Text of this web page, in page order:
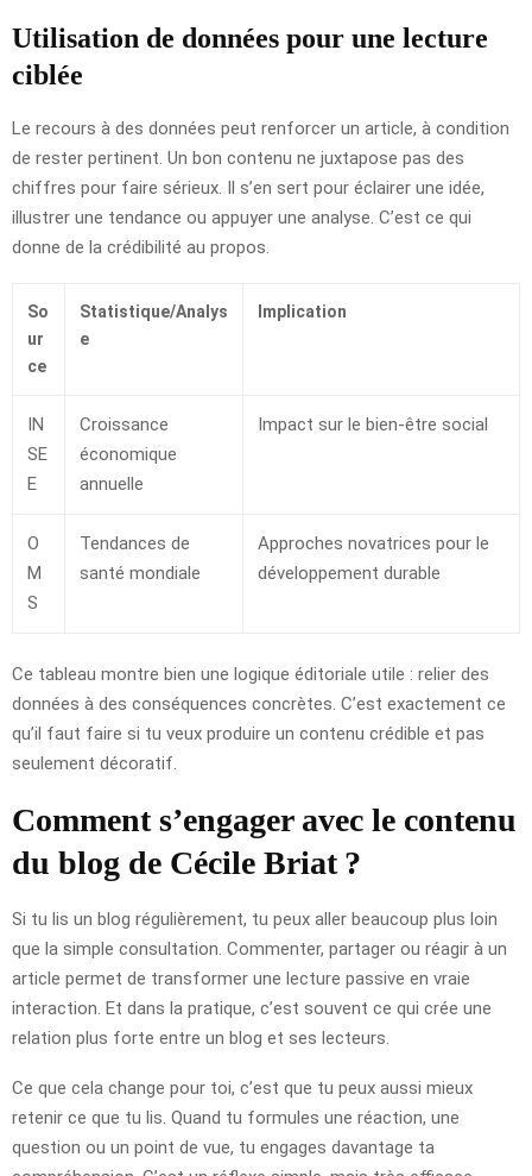
Utilisation de données pour une lecture
ciblée
Le recours à des données peut renforcer un article, à condition
de rester pertinent. Un bon contenu ne juxtapose pas des
chiffres pour faire sérieux. Il s’en sert pour éclairer une idée,
illustrer une tendance ou appuyer une analyse. C’est ce qui
donne de la crédibilité au propos.
So
ur
ce
Statistique/Analys
e
Implication
IN
SE
E
Croissance
économique
annuelle
Impact sur le bien-être social
O
M
S
Tendances de
santé mondiale
Approches novatrices pour le
développement durable
Ce tableau montre bien une logique éditoriale utile : relier des
données à des conséquences concrètes. C’est exactement ce
qu’il faut faire si tu veux produire un contenu crédible et pas
seulement décoratif.
Comment s’engager avec le contenu
du blog de Cécile Briat ?
Si tu lis un blog régulièrement, tu peux aller beaucoup plus loin
que la simple consultation. Commenter, partager ou réagir à un
article permet de transformer une lecture passive en vraie
interaction. Et dans la pratique, c’est souvent ce qui crée une
relation plus forte entre un blog et ses lecteurs.
Ce que cela change pour toi, c’est que tu peux aussi mieux
retenir ce que tu lis. Quand tu formules une réaction, une
question ou un point de vue, tu engages davantage ta